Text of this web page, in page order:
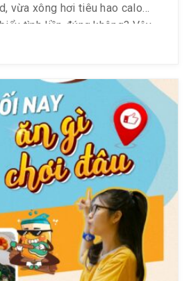
vừa xông hơi tiêu hao calo
tình liền đúng không? Vậy
– nhà hàng nằm ngay trong